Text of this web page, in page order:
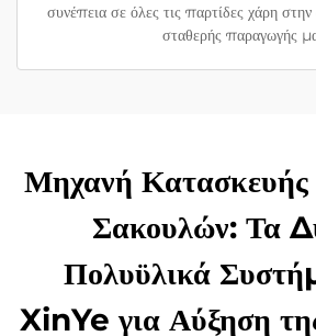
συνέπεια σε όλες τις παρτίδες χάρη
σταθερής παραγωγής
Μηχανή Κατασκευής
Σακουλών: Τα
Πολυϋλικά
XinYe για Αύξηση